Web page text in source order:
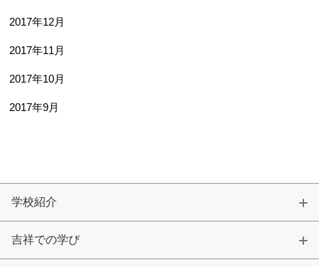
2017年12月
2017年11月
2017年10月
2017年9月
学校紹介
吉祥での学び